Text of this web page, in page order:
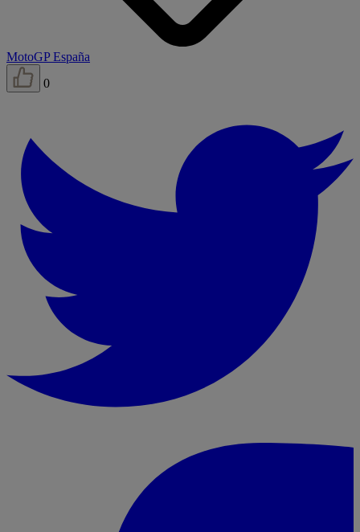
MotoGP España
0